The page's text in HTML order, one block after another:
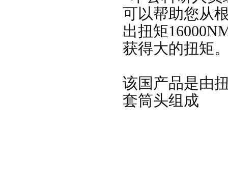
可以帮助您从
出扭矩
获得大的扭矩
该国产品是由
套筒头组成